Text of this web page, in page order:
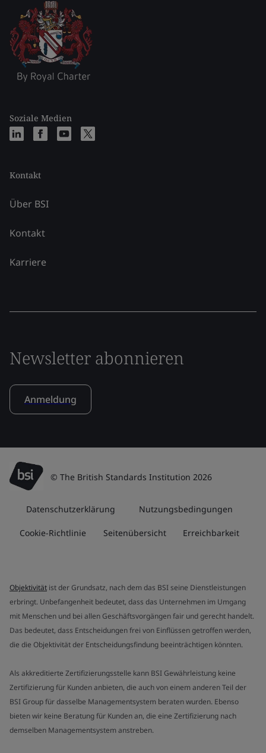
Soziale Medien
Kontakt
Über BSI
Kontakt
Karriere
Newsletter abonnieren
Anmeldung
© The British Standards Institution 2026
Datenschutzerklärung Nutzungsbedingungen
Cookie-Richtlinie Seitenübersicht Erreichbarkeit
Objektivität ist der Grundsatz, nach dem das BSI seine Dienstleistungen
erbringt. Unbefangenheit bedeutet, dass das Unternehmen im Umgang
mit Menschen und bei allen Geschäftsvorgängen fair und gerecht handelt.
Das bedeutet, dass Entscheidungen frei von Einflüssen getroffen werden,
die die Objektivität der Entscheidungsfindung beeinträchtigen könnten.
Als akkreditierte Zertifizierungsstelle kann BSI Gewährleistung keine
Zertifizierung für Kunden anbieten, die auch von einem anderen Teil der
BSI Group für dasselbe Managementsystem beraten wurden. Ebenso
bieten wir keine Beratung für Kunden an, die eine Zertifizierung nach
demselben Managementsystem anstreben.